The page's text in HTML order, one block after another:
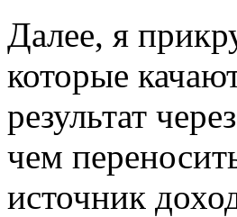
Далее, я
которые
результат
чем
источник